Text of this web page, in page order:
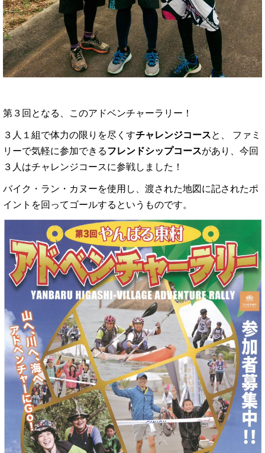
第３回となる、このアドベンチャーラリー！
３人１組で体力の限りを尽くすチャレンジコースと、 ファミ
リーで気軽に参加できるフレンドシップコースがあり、今回
３人はチャレンジコースに参戦しました！
バイク・ラン・カヌーを使用し、渡された地図に記されたポ
イントを回ってゴールするというものです。